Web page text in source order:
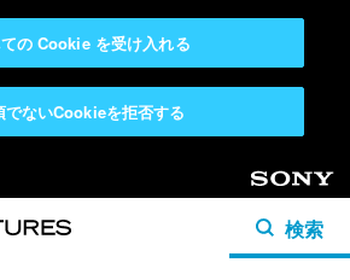
でないCookieを拒否する
の Cookie を受け入れる
Sony
検索